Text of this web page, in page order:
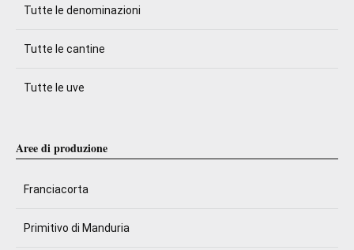
Tutte le denominazioni
Tutte le cantine
Tutte le uve
Aree di produzione
Franciacorta
Primitivo di Manduria